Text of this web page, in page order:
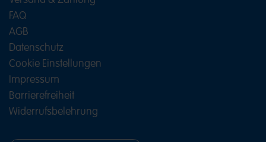
FAQ
AGB
Datenschutz
Cookie Einstellungen
Impressum
Barrierefreiheit
Widerrufsbelehrung